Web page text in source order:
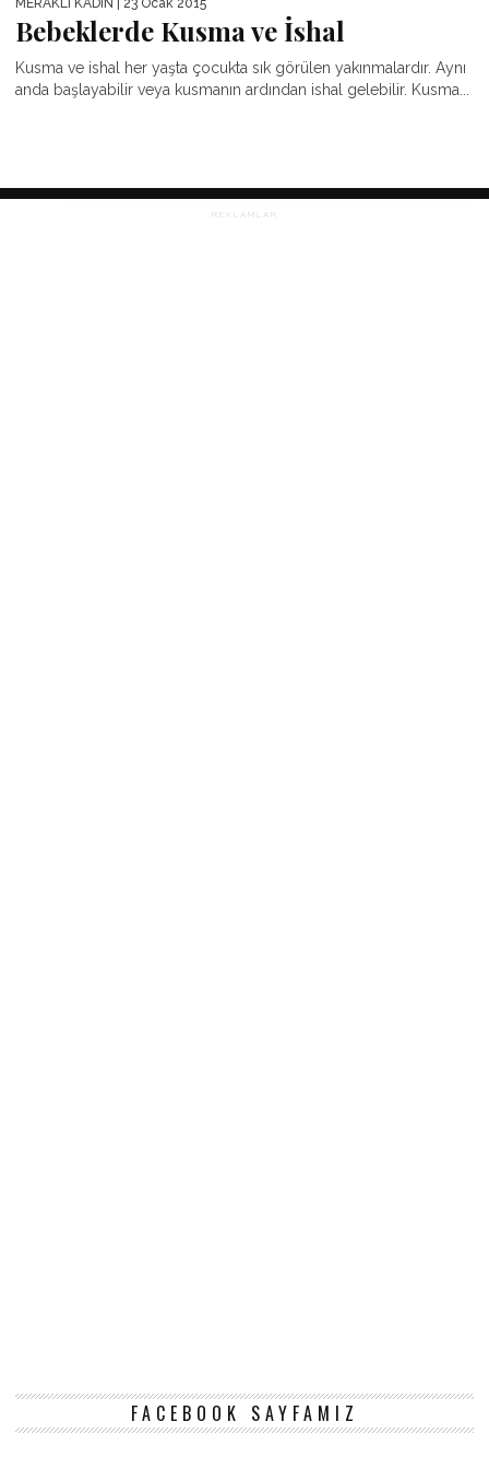
MERAKLI KADIN | 23 Ocak 2015
Bebeklerde Kusma ve İshal
Kusma ve ishal her yaşta çocukta sık görülen yakınmalardır. Aynı
anda başlayabilir veya kusmanın ardından ishal gelebilir. Kusma...
REKLAMLAR
FACEBOOK SAYFAMIZ